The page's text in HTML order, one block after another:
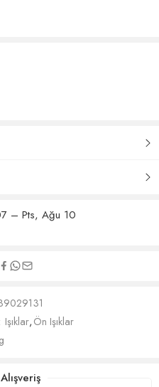
– Pts, Ağu 10
Işıklar,Ön Işıklar